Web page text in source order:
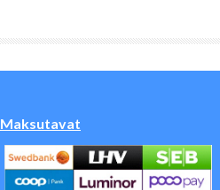
Maksutavat